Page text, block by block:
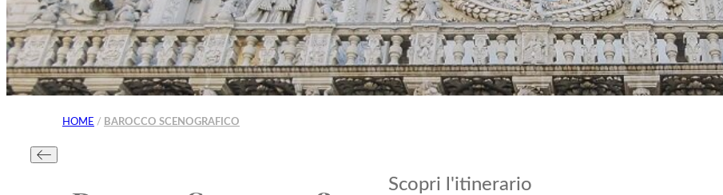
HOME BAROCCO SCENOGRAFICO
Scopri l'itinerario